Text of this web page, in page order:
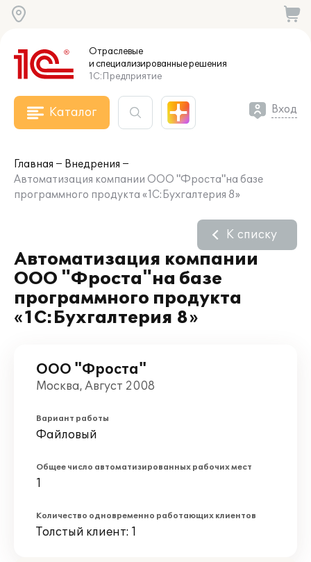
Отраслевые
и специализированныерешения
1С:Предприятие
Каталог Вход
Главная
Внедрения
Автоматизация компании ООО "Фроста"на базе
программного продукта «1С:Бухгалтерия 8»
Автоматизация компании
ООО "Фроста"на базе
программного продукта
«1С:Бухгалтерия 8»
К списку
ООО "Фроста"
Москва, Август 2008
Вариант работы
Файловый
Общее число автоматизированных рабочих мест
1
Количество одновременно работающих клиентов
Толстый клиент: 1